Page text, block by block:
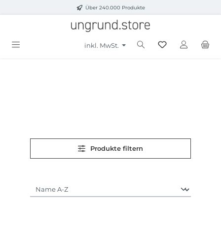
Zum Hauptinhalt springenÜber 240.000 Produkte
inkl. MwSt.
Produkte filtern